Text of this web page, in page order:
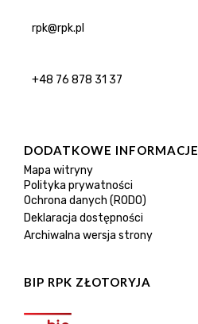
rpk@rpk.pl
+48 76 878 31 37
DODATKOWE INFORMACJE
Mapa witryny
Polityka prywatności
Ochrona danych (RODO)
Deklaracja dostępności
Archiwalna wersja strony
BIP RPK ZŁOTORYJA